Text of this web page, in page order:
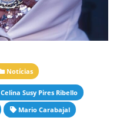
Notícias
Celina Susy Pires Ribello
Mario Carabajal